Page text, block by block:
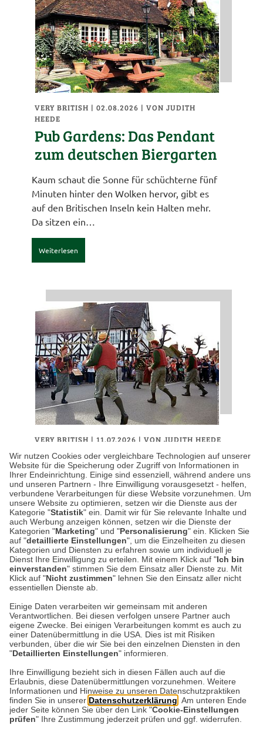
Wir nutzen Cookies oder vergleichbare Technologien auf unserer
Website für die Speicherung oder Zugriff von Informationen in
Ihrer Endeinrichtung. Einige sind essenziell, während andere uns
und unseren Partnern - Ihre Einwilligung vorausgesetzt - helfen,
verbundene Verarbeitungen für diese Website vorzunehmen. Um
unsere Website zu optimieren, setzen wir die Dienste aus der
Kategorie "Statistik" ein. Damit wir für Sie relevante Inhalte und
auch Werbung anzeigen können, setzen wir die Dienste der
Kategorien "Marketing" und "Personalisierung" ein. Klicken Sie
auf "detaillierte Einstellungen", um die Einzelheiten zu diesen
Kategorien und Diensten zu erfahren sowie um individuell je
Dienst Ihre Einwilligung zu erteilen. Mit einem Klick auf "Ich bin
einverstanden" stimmen Sie dem Einsatz aller Dienste zu. Mit
Klick auf "Nicht zustimmen" lehnen Sie den Einsatz aller nicht
essentiellen Dienste ab.
Einige Daten verarbeiten wir gemeinsam mit anderen
Verantwortlichen. Bei diesen verfolgen unsere Partner auch
eigene Zwecke. Bei einigen Verarbeitungen kommt es auch zu
einer Datenübermittlung in die USA. Dies ist mit Risiken
verbunden, über die wir Sie bei den einzelnen Diensten in den
"Detaillierten Einstellungen" informieren.
Ihre Einwilligung bezieht sich in diesen Fällen auch auf die
Erlaubnis, diese Datenübermittlungen vorzunehmen. Weitere
Informationen und Hinweise zu unseren Datenschutzpraktiken
finden Sie in unserer Datenschutzerklärung . Am unteren Ende
jeder Seite können Sie über den Link "Cookie-Einstellungen
prüfen" Ihre Zustimmung jederzeit prüfen und ggf. widerrufen.
VERY BRITISH | 02.08.2026 |VON JUDITH
HEEDE
Pub Gardens: Das Pendant
zum deutschen Biergarten
Kaum schaut die Sonne für schüchterne fünf
Minuten hinter den Wolken hervor, gibt es
auf den Britischen Inseln kein Halten mehr.
Da sitzen ein…
Weiterlesen
VERY BRITISH | 11.07.2026 |VON JUDITH HEEDE
Die skurrilsten
Sommertraditionen auf
den Britischen Inseln
Die Britischen Inseln haben Burgen,
Herrenhäuser, spektakuläre Küsten und
vermutlich mehr Rosengärten, als ein
Mensch in seinem Leben besichtigen…
Weiterlesen
Datenschutz Impressum
Kontakt
Netiquette